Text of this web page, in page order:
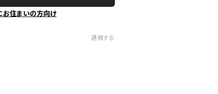
お住まいの方向け
通報する